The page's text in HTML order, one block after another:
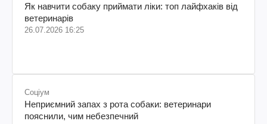
Як навчити собаку приймати ліки: топ лайфхаків від
ветеринарів
26.07.2026 16:25
Соціум
Неприємний запах з рота собаки: ветеринари
пояснили, чим небезпечний